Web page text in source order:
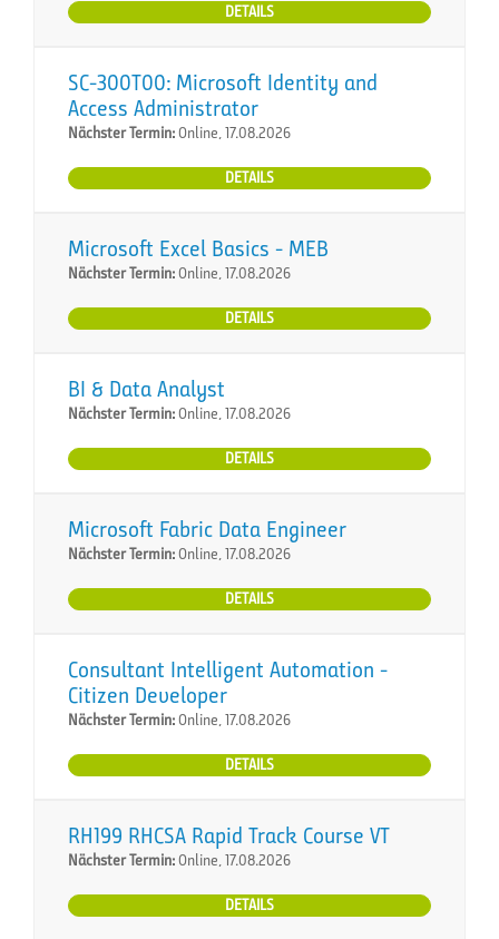
DETAILS
SC-300T00: Microsoft Identity and
Access Administrator
Nächster Termin:Online, 17.08.2026
DETAILS
Microsoft Excel Basics - MEB
Nächster Termin:Online, 17.08.2026
DETAILS
BI & Data Analyst
Nächster Termin:Online, 17.08.2026
DETAILS
Microsoft Fabric Data Engineer
Nächster Termin:Online, 17.08.2026
DETAILS
Consultant Intelligent Automation -
Citizen Developer
Nächster Termin:Online, 17.08.2026
DETAILS
RH199 RHCSA Rapid Track Course VT
Nächster Termin:Online, 17.08.2026
DETAILS